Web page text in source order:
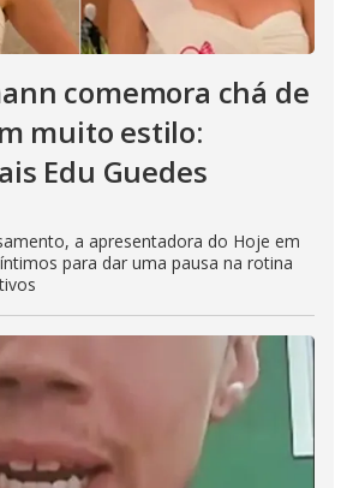
comemora chá de
muito estilo:
Edu Guedes
a apresentadora do Hoje em
para dar uma pausa na rotina